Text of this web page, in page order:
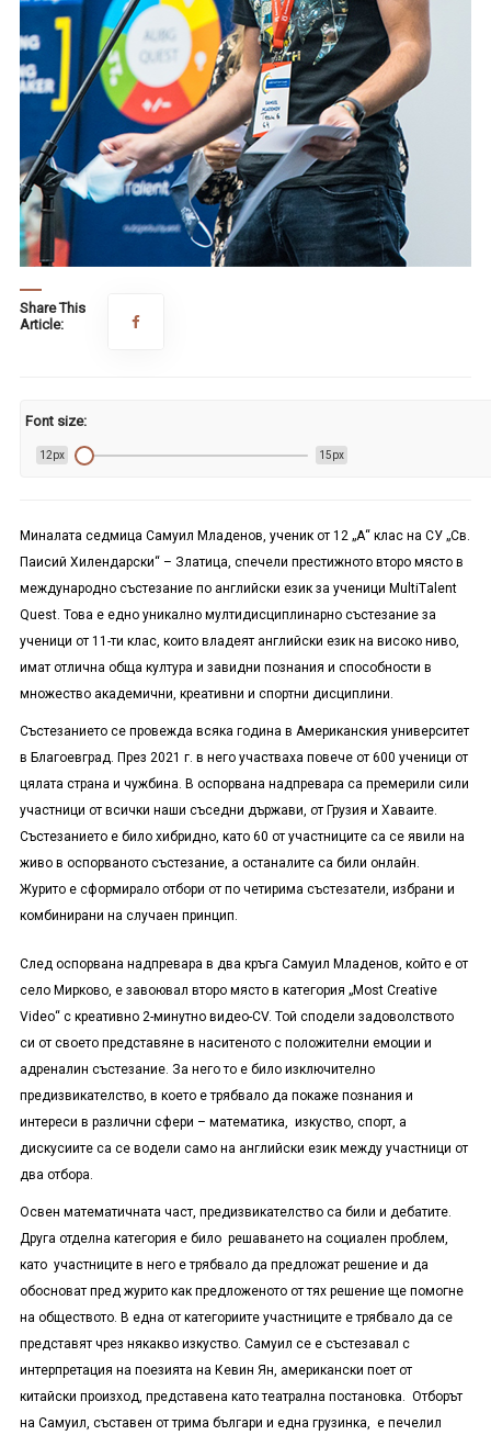
Share This
Article:
Font size:
12px 15px
Миналата седмица Самуил Младенов, ученик от 12„А“ клас на СУ „Св.
Паисий Хилендарски“ – Златица, спечели престижното второ мястов
международно състезание по английски език за ученици MultiТalent
Quest. Това е едно уникално мултидисциплинарно състезание за
ученици от 11-ти клас, които владеят английски език на високо ниво,
имат отлична обща култура и завидни познания и способности в
множество академични, креативни и спортни дисциплини.
Състезанието се провежда всяка година в Американския университет
в Благоевград. През 2021 г. в него участваха повече от 600 ученици от
цялата страна и чужбина. В оспорвана надпревара са премерили сили
участници от всички наши съседни държави, от Грузия и Хаваите.
Състезанието е било хибридно, като 60 от участниците са се явили на
живо в оспорваното състезание, а останалите са били онлайн.
Журито е сформирало отбори от по четирима състезатели, избрани и
комбинирани на случаен принцип.
След оспорвана надпревара в два кръга Самуил Младенов, който е от
село Мирково, е завоювал второ място в категория „Most Creative
Video“ с креативно 2-минутно видео-CV. Той сподели задоволството
си от своето представяне в наситеното с положителни емоции и
адреналин състезание. За него то е било изключително
предизвикателство, в което е трябвало да покаже познания и
интереси в различни сфери – математика, изкуство, спорт, а
дискусиите са се водели само на английски език между участници от
два отбора.
Освен математичната част, предизвикателство са били и дебатите.
Друга отделна категория е било решаването на социален проблем,
като участниците в него е трябвало да предложат решение и да
обосноват пред журито как предложеното от тях решение ще помогне
на обществото. В една от категориите участниците е трябвало да се
представят чрез някакво изкуство. Самуил се е състезавал с
интерпретация на поезията на Кевин Ян, американски поет от
китайски произход, представена като театрална постановка. Отборът
на Самуил, съставен от трима българи и една грузинка, е печелил